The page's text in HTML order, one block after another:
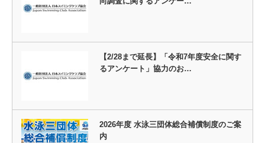
【2/28まで延長】「令和7年度安全に関す
るアンケート」協力のお…
2026年度 水泳三団体総合補償制度のご案
内